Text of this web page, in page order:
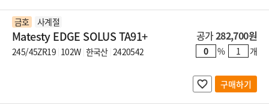
금호 사계절
Matesty EDGE SOLUS TA91+
245/45ZR19 102W 한국산 2420542
공가282,700원
% 개
구매하기